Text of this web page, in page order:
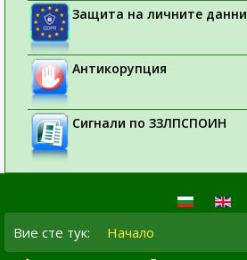
Защита на личните данни
Антикорупция
Сигнали по ЗЗЛПСПОИН
Вие сте тук: Начало